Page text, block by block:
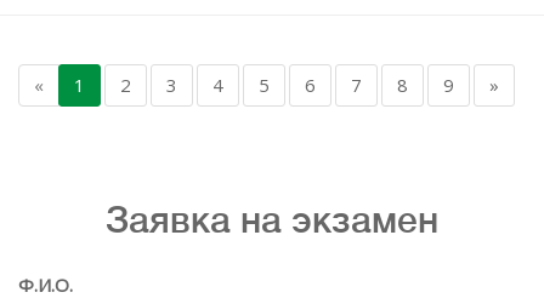
« 1 2 3 4 5 6 7 8 9 »
Заявка на экзамен
Ф.И.О.